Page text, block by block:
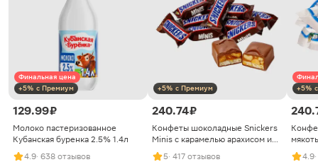
Финальная цена
+5% с Премиум
129.99 ₽
Молоко пастеризованное
Кубанская буренка 2.5% 1.4л
4.9· 638 отзывов
+5% с Премиум
240.74 ₽
Конфеты шоколадные Snickers
Minis с карамелью арахисом и
нугой
5· 417 отзывов
+5%
4.9